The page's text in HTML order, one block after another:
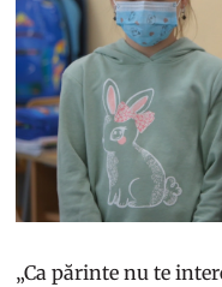
„Ca părinte nu te